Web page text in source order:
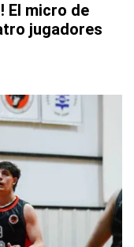
El micro de
jugadores